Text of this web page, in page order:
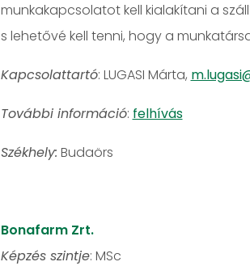
munkakapcsolatot kell kialakítani a
s lehetővé kell tenni, hogy a
Kapcsolattartó: LUGASI Márta,
További információ: felhívás
Székhely: Budaörs
Bonafarm Zrt.
Képzés szintje: MSc